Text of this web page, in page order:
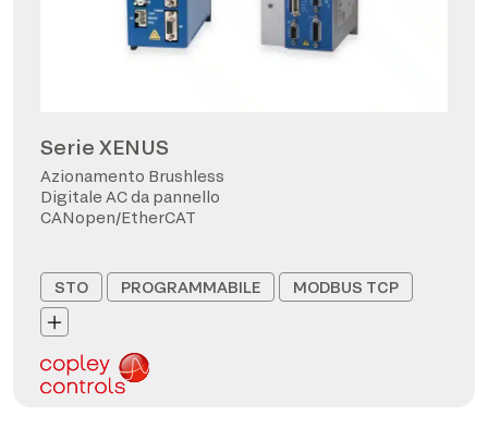
Serie XENUS
Azionamento Brushless
Digitale AC da pannello
CANopen/EtherCAT
STO PROGRAMMABILE MODBUS TCP